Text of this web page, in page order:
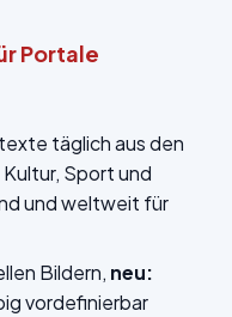
Portale
täglich aus den
Sport und
und weltweit für
Bildern, neu:
vordefinierbar